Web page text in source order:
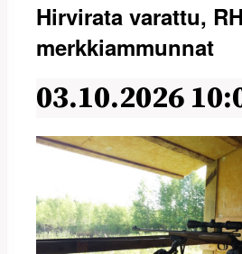
Hirvirata varattu,
merkkiammunnat
03.10.2026